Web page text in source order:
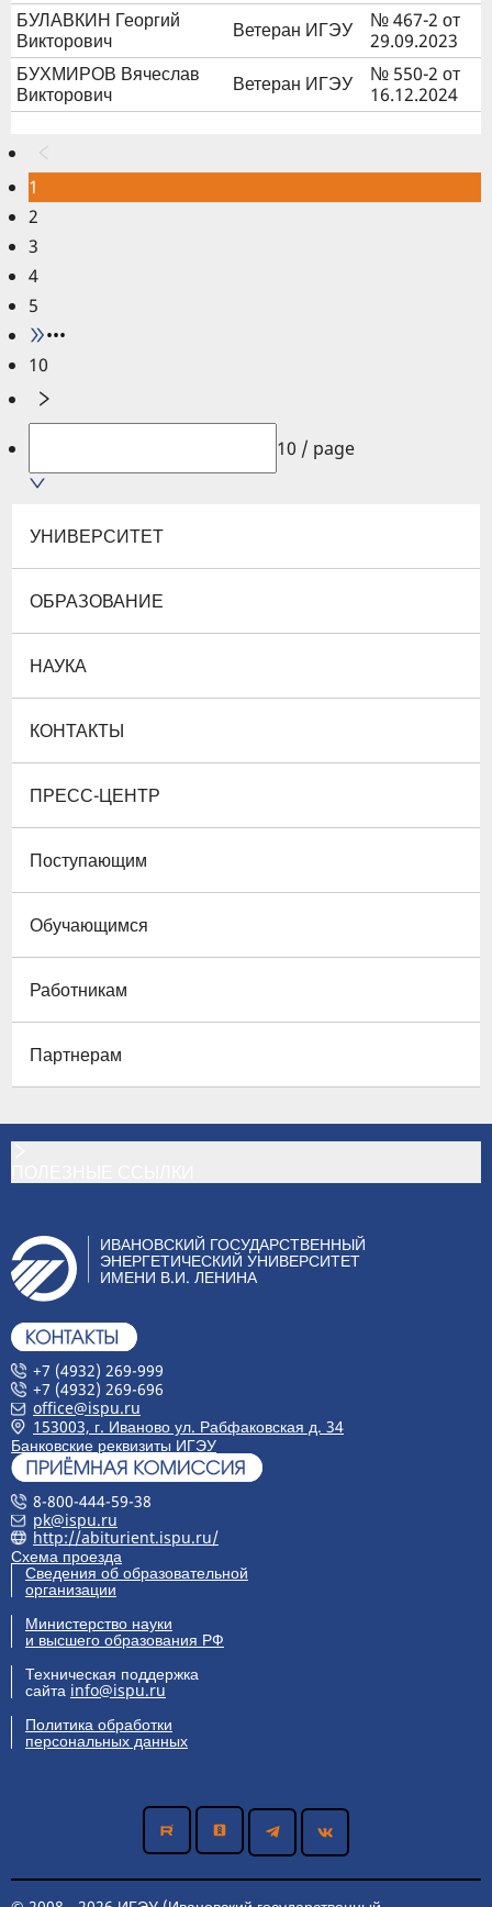
БУЛАВКИН Георгий
Викторович
Ветеран ИГЭУ
№ 467-2 от
29.09.2023
БУХМИРОВ Вячеслав
Викторович
Ветеран ИГЭУ
№ 550-2 от
16.12.2024
1
2
3
4
5
•••
10
10 / page
УНИВЕРСИТЕТ
ОБРАЗОВАНИЕ
НАУКА
КОНТАКТЫ
ПРЕСС-ЦЕНТР
Поступающим
Обучающимся
Работникам
Партнерам
ИВАНОВСКИЙ ГОСУДАРСТВЕННЫЙ
ЭНЕРГЕТИЧЕСКИЙ УНИВЕРСИТЕТ
ИМЕНИ В.И. ЛЕНИНА
+7 (4932) 269-999
+7 (4932) 269-696
office@ispu.ru
153003, г. Иваново ул. Рабфаковская д. 34
Банковские реквизиты ИГЭУ
8-800-444-59-38
pk@ispu.ru
http://abiturient.ispu.ru/
Схема проезда
Сведения об образовательной
организации
Министерство науки
и высшего образования РФ
Техническая поддержка
сайта info@ispu.ru
Политика обработки
персональных данных